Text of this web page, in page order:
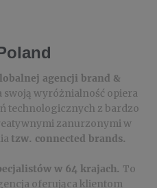
agencji brand &
swoją wyróżnialność opiera
technologicznych z bardzo
zanurzonymi w
tzw. connected brands.
w 64 krajach. To
oferująca klientom